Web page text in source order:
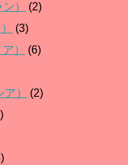
）
(2)
(3)
）
(6)
）
(2)